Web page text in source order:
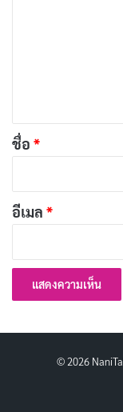
โดยมีแผนจะใช้บริ
องค์กรกูเกิลลงเพื่
กันยายน ปีเดียวกัน
*
ชื่อ *
อีเมล *
© 2026